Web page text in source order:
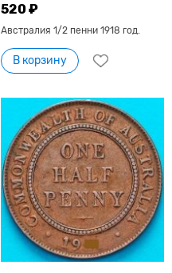
520 ₽
Австралия 1/2 пенни 1918 год.
В корзину